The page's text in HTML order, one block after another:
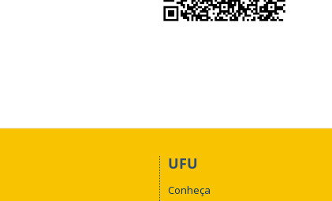
UFU
Conheça